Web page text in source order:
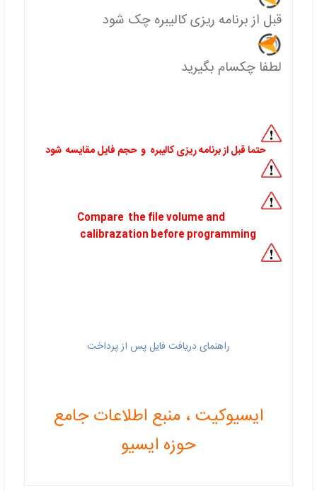
قبل از برنامه ریزی کالیبره چک شود
لطفا چکسام بگیرید
حتما قبل از برنامه ریزی کالیبره و حجم فایل مقایسه شود
Compare the file volume and
calibrazation before programming
راهنمای دریافت فایل پس از پرداخت
ایسیوکیت ، منبع اطلاعات جامع
حوزه ایسیو